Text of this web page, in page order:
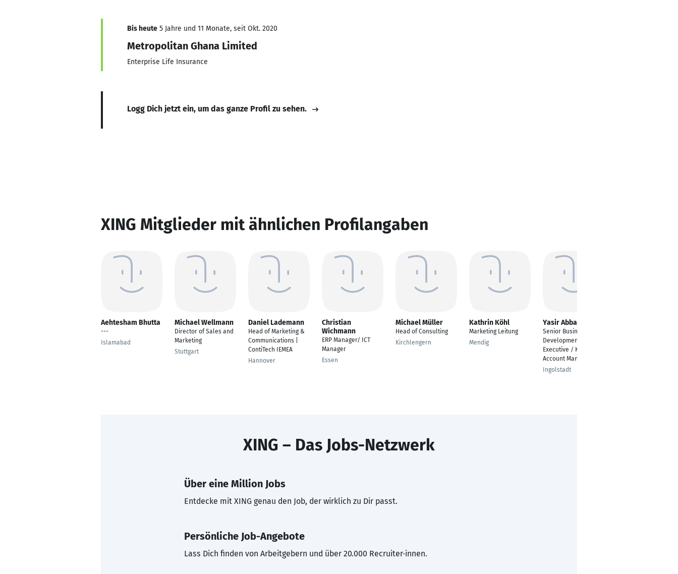
Bis heute 5 Jahre und 11 Monate, seit Okt. 2020
Metropolitan Ghana Limited
Enterprise Life Insurance
Logg Dich jetzt ein, um das ganze Profil zu sehen.
XING Mitglieder mit ähnlichen Profilangaben
Aehtesham Bhutta
---
Islamabad
Michael Wellmann
Director of Sales and
Marketing
Stuttgart
Daniel Lademann
Head of Marketing &
Communications |
ContiTech IEMEA
Hannover
Christian
Wichmann
ERP Manager/ ICT
Manager
Essen
Michael Müller
Head of Consulting
Kirchlengern
Kathrin Köhl
Marketing Leitung
Mendig
Yasir Abbasi
Senior Business
Development
Executive / Key
Account Manager
Ingolstadt
XING – Das Jobs-Netzwerk
Über eine Million Jobs
Entdecke mit XING genau den Job, der wirklich zu Dir passt.
Persönliche Job-Angebote
Lass Dich finden von Arbeitgebern und über 20.000 Recruiter·innen.